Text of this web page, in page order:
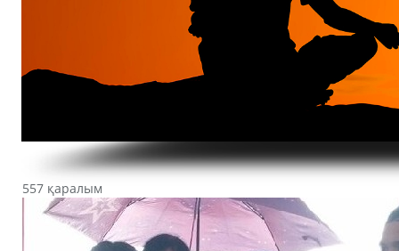
557 қаралым